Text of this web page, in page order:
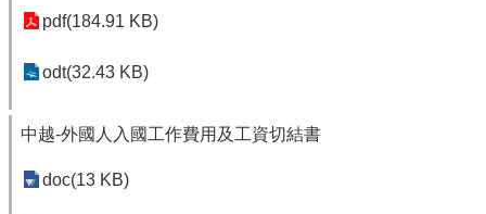
pdf(184.91 KB)
odt(32.43 KB)
中越-外國人入國工作費用及工資切結書
doc(13 KB)